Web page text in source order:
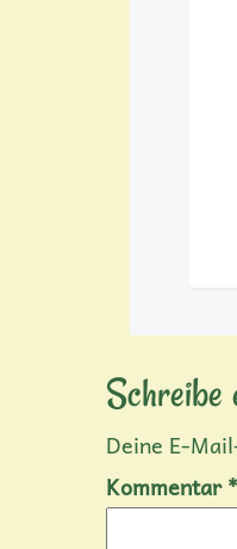
Schreibe
Deine E-
Kommentar*